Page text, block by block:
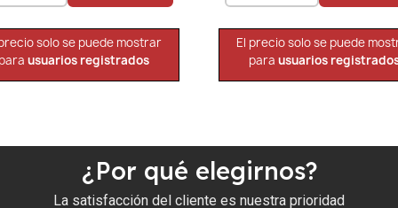
solo se puede mostrar
para usuarios registrados
El precio solo se puede
parausuarios
¿Por qué elegirnos?
La satisfacción del cliente es nuestra prioridad